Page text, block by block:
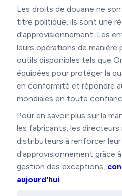
Les droits de douane ne
titre politique, ils sont une
d'approvisionnement. Les
leurs opérations de
outils disponibles tels que
équipées pour protéger la
en conformité et répondre
mondiales en toute
Pour en savoir plus sur la
les fabricants, les directeurs
distributeurs à renforcer leur
d'approvisionnement grâce
gestion des exceptions,
aujourd'hui